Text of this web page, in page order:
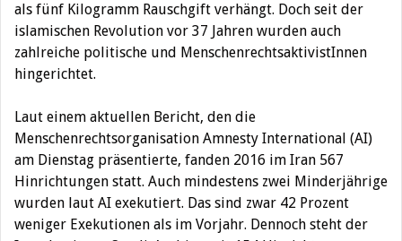
als fünf Kilogramm Rauschgift verhängt. Doch seit der
islamischen Revolution vor 37 Jahren wurden auch
zahlreiche politische und MenschenrechtsaktivistInnen
hingerichtet.
Laut einem aktuellen Bericht, den die
Menschenrechtsorganisation Amnesty International (AI)
am Dienstag präsentierte, fanden 2016 im Iran 567
Hinrichtungen statt. Auch mindestens zwei Minderjährige
wurden laut AI exekutiert. Das sind zwar 42 Prozent
weniger Exekutionen als im Vorjahr. Dennoch steht der